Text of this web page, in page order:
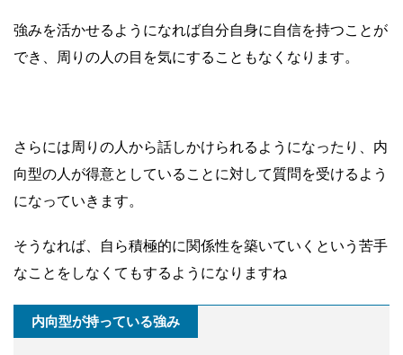
強みを活かせるようになれば自分自身に自信を持つことが
でき、周りの人の目を気にすることもなくなります。
さらには周りの人から話しかけられるようになったり、内
向型の人が得意としていることに対して質問を受けるよう
になっていきます。
そうなれば、自ら積極的に関係性を築いていくという苦手
なことをしなくてもするようになりますね
内向型が持っている強み